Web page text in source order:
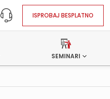
ISPROBAJ BESPLATNO
SEMINARI